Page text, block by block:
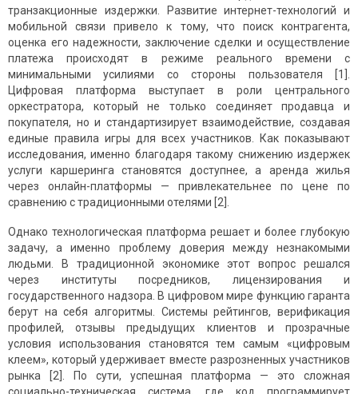
транзакционные издержки. Развитие интернет-технологий и
мобильной связи привело к тому, что поиск контрагента,
оценка его надежности, заключение сделки и осуществление
платежа происходят в режиме реального времени с
минимальными усилиями со стороны пользователя [1].
Цифровая платформа выступает в роли центрального
оркестратора, который не только соединяет продавца и
покупателя, но и стандартизирует взаимодействие, создавая
единые правила игры для всех участников. Как показывают
исследования, именно благодаря такому снижению издержек
услуги каршеринга становятся доступнее, а аренда жилья
через онлайн-платформы — привлекательнее по цене по
сравнению с традиционными отелями [2].
Однако технологическая платформа решает и более глубокую
задачу, а именно проблему доверия между незнакомыми
людьми. В традиционной экономике этот вопрос решался
через институты посредников, лицензирования и
государственного надзора. В цифровом мире функцию гаранта
берут на себя алгоритмы. Системы рейтингов, верификация
профилей, отзывы предыдущих клиентов и прозрачные
условия использования становятся тем самым «цифровым
клеем», который удерживает вместе разрозненных участников
рынка [2]. По сути, успешная платформа — это сложная